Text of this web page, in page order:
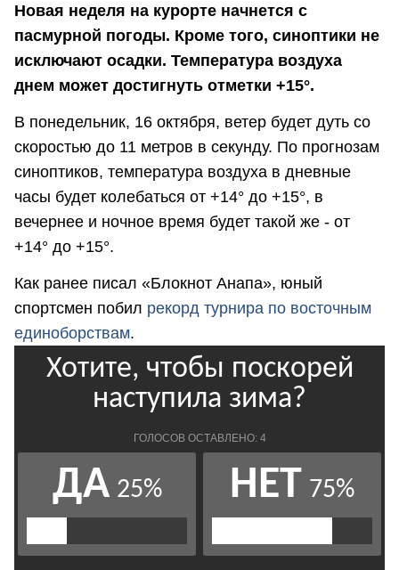
Новая неделя на курорте начнется с
пасмурной погоды. Кроме того, синоптики не
исключают осадки. Температура воздуха
днем может достигнуть отметки +15°.
В понедельник, 16 октября, ветер будет дуть со
скоростью до 11 метров в секунду. По прогнозам
синоптиков, температура воздуха в дневные
часы будет колебаться от +14° до +15°, в
вечернее и ночное время будет такой же - от
+14° до +15°.
Как ранее писал «Блокнот Анапа», юный
спортсмен побил рекорд турнира по восточным
единоборствам.